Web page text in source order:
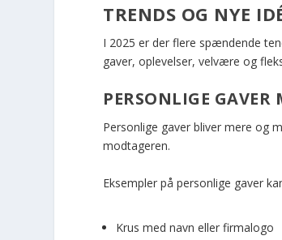
TRENDS OG NYE
I 2025 er der flere spændende
gaver, oplevelser, velvære og
PERSONLIGE GAVER
Personlige gaver bliver mere og
modtageren.
Eksempler på personlige gaver
Krus med navn eller firmalogo